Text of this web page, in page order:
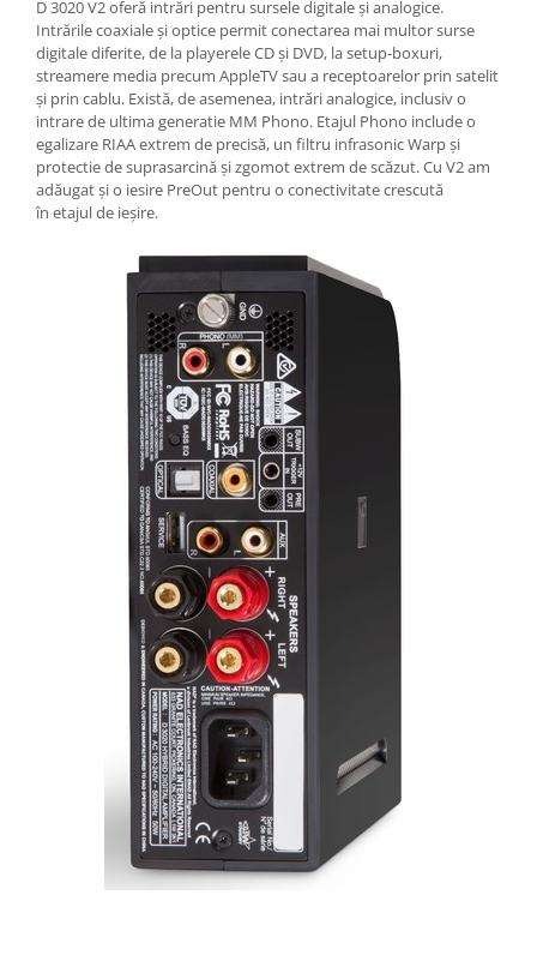
D 3020 V2 oferă intrări pentru sursele digitale și analogice.
Intrările coaxiale și optice permit conectarea mai multor surse
digitale diferite, de la playerele CD și DVD, la setup-boxuri,
streamere media precum AppleTV sau a receptoarelor prin satelit
și prin cablu. Există, de asemenea, intrări analogice, inclusiv o
intrare de ultima generatie MM Phono. Etajul Phono include o
egalizare RIAA extrem de precisă, un filtru infrasonic Warp și
protectie de suprasarcină și zgomot extrem de scăzut. Cu V2 am
adăugat și o iesire PreOut pentru o conectivitate crescută
în etajul de ieșire.